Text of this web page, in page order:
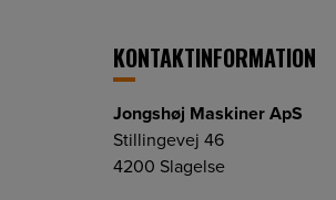
KONTAKTINFORMATION
Jongshøj Maskiner ApS
Stillingevej 46
4200 Slagelse